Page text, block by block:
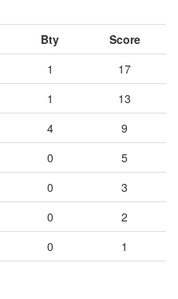
Bty
Score
1
17
1
13
4
9
0
5
0
3
0
2
0
1